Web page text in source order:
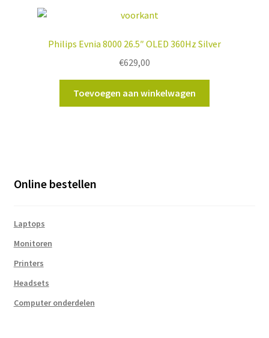
Philips Evnia 8000 26.5″ OLED 360Hz Silver
€629,00
Toevoegen aan winkelwagen
Online bestellen
Laptops
Monitoren
Printers
Headsets
Computer onderdelen